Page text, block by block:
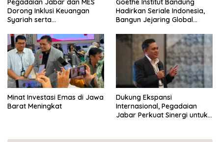
Dorong Inklusi Keuangan
Syariah serta
Hadirkan Seriale Indonesia,
Bangun Jejaring Global
Minat Investasi Emas di Jawa
Barat Meningkat
Dukung Ekspansi
Internasional, Pegadaian
Jabar Perkuat Sinergi untuk